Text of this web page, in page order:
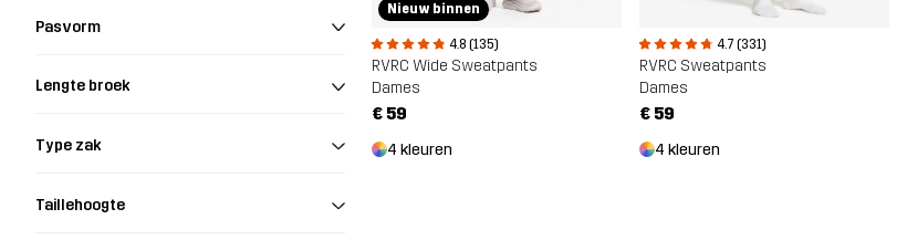
Pasvorm
Lengte broek
Type zak
Taillehoogte
Nieuw binnen
4.8 (135)
RVRC Wide Sweatpants
Dames
€ 59
4 kleuren
4.7 (331)
RVRC Sweatpants
Dames
€ 59
4 kleuren